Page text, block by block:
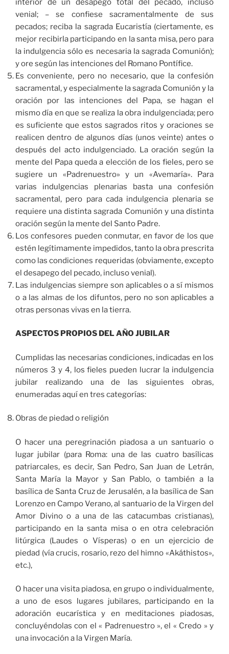
interior de un desapego total del pecado, incluso
venial; – se confiese sacramentalmente de sus
pecados; reciba la sagrada Eucaristía (ciertamente, es
mejor recibirla participando en la santa misa, pero para
la indulgencia sólo es necesaria la sagrada Comunión);
y ore según las intenciones del Romano Pontífice.
Es conveniente, pero no necesario, que la confesión
sacramental, y especialmente la sagrada Comunión y la
oración por las intenciones del Papa, se hagan el
mismo día en que se realiza la obra indulgenciada; pero
es suficiente que estos sagrados ritos y oraciones se
realicen dentro de algunos días (unos veinte) antes o
después del acto indulgenciado. La oración según la
mente del Papa queda a elección de los fieles, pero se
sugiere un «Padrenuestro» y un «Avemaría». Para
varias indulgencias plenarias basta una confesión
sacramental, pero para cada indulgencia plenaria se
requiere una distinta sagrada Comunión y una distinta
oración según la mente del Santo Padre.
Los confesores pueden conmutar, en favor de los que
estén legítimamente impedidos, tanto la obra prescrita
como las condiciones requeridas (obviamente, excepto
el desapego del pecado, incluso venial).
Las indulgencias siempre son aplicables o a sí mismos
o a las almas de los difuntos, pero no son aplicables a
otras personas vivas en la tierra.
ASPECTOS PROPIOS DEL AÑO JUBILAR
Cumplidas las necesarias condiciones, indicadas en los
números 3 y 4, los fieles pueden lucrar la indulgencia
jubilar realizando una de las siguientes obras,
enumeradas aquí en tres categorías:
Obras de piedad o religión
O hacer una peregrinación piadosa a un santuario o
lugar jubilar (para Roma: una de las cuatro basílicas
patriarcales, es decir, San Pedro, San Juan de Letrán,
Santa María la Mayor y San Pablo, o también a la
basílica de Santa Cruz de Jerusalén, a la basílica de San
Lorenzo en Campo Verano, al santuario de la Virgen del
Amor Divino o a una de las catacumbas cristianas),
participando en la santa misa o en otra celebración
litúrgica (Laudes o Vísperas) o en un ejercicio de
piedad (vía crucis, rosario, rezo del himno «Akáthistos»,
etc.),
O hacer una visita piadosa, en grupo o individualmente,
a uno de esos lugares jubilares, participando en la
adoración eucarística y en meditaciones piadosas,
concluyéndolas con el « Padrenuestro », el « Credo » y
una invocación a la Virgen María.